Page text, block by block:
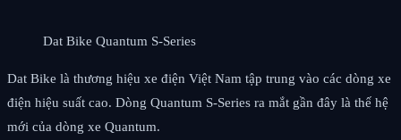
Dat Bike Quantum S-Series
Dat Bike là thương hiệu xe điện Việt Nam tập trung vào các dòng xe
điện hiệu suất cao. Dòng Quantum S-Series ra mắt gần đây là thế hệ
mới của dòng xe Quantum.